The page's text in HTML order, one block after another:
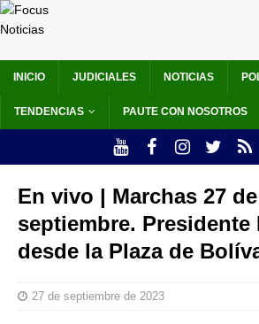
INICIO JUDICIALES NOTICIAS
TENDENCIAS PAUTE CON NOSOTROS
En vivo | Marchas 27 de
septiembre. Presidente
desde la Plaza de
27 de septiembre de 2023